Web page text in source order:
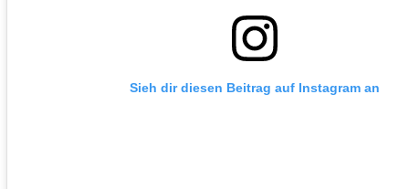
Sieh dir diesen Beitrag auf Instagram an